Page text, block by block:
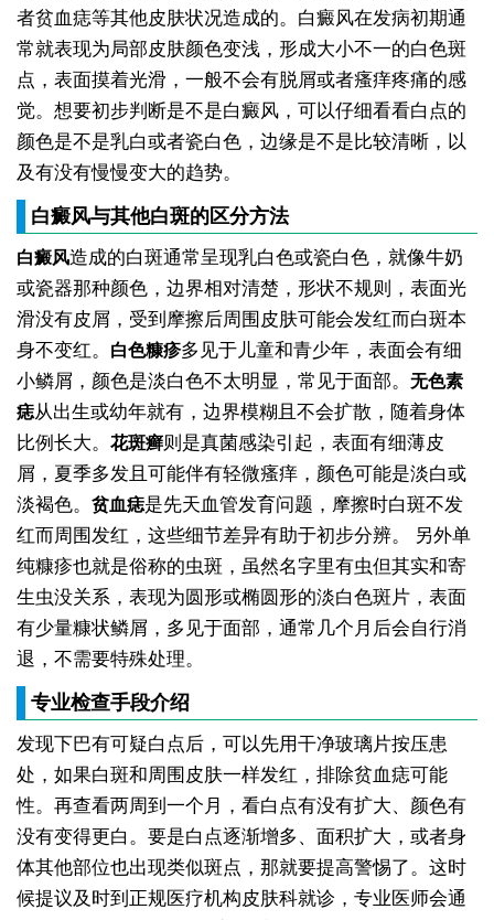
者贫血痣等其他皮肤状况造成的。白癜风在发病初期通
常就表现为局部皮肤颜色变浅，形成大小不一的白色斑
点，表面摸着光滑，一般不会有脱屑或者瘙痒疼痛的感
觉。想要初步判断是不是白癜风，可以仔细看看白点的
颜色是不是乳白或者瓷白色，边缘是不是比较清晰，以
及有没有慢慢变大的趋势。
白癜风与其他白斑的区分方法
白癜风造成的白斑通常呈现乳白色或瓷白色，就像牛奶
或瓷器那种颜色，边界相对清楚，形状不规则，表面光
滑没有皮屑，受到摩擦后周围皮肤可能会发红而白斑本
身不变红。
白色糠疹多见于儿童和青少年，表面会有细
小鳞屑，颜色是淡白色不太明显，常见于面部。 无色素
痣从出生或幼年就有，边界模糊且不会扩散，随着身体
比例长大。 花斑癣则是真菌感染引起，表面有细薄皮
屑，夏季多发且可能伴有轻微瘙痒，颜色可能是淡白或
淡褐色。 贫血痣是先天血管发育问题，摩擦时白斑不发
红而周围发红，这些细节差异有助于初步分辨。
另外单
纯糠疹也就是俗称的虫斑，虽然名字里有虫但其实和寄
生虫没关系，表现为圆形或椭圆形的淡白色斑片，表面
有少量糠状鳞屑，多见于面部，通常几个月后会自行消
退，不需要特殊处理。
专业检查手段介绍
发现下巴有可疑白点后，可以先用干净玻璃片按压患
处，如果白斑和周围皮肤一样发红，排除贫血痣可能
性。再查看两周到一个月，看白点有没有扩大、颜色有
没有变得更白。要是白点逐渐增多、面积扩大，或者身
体其他部位也出现类似斑点，那就要提高警惕了。这时
候提议及时到正规医疗机构皮肤科就诊，专业医师会通